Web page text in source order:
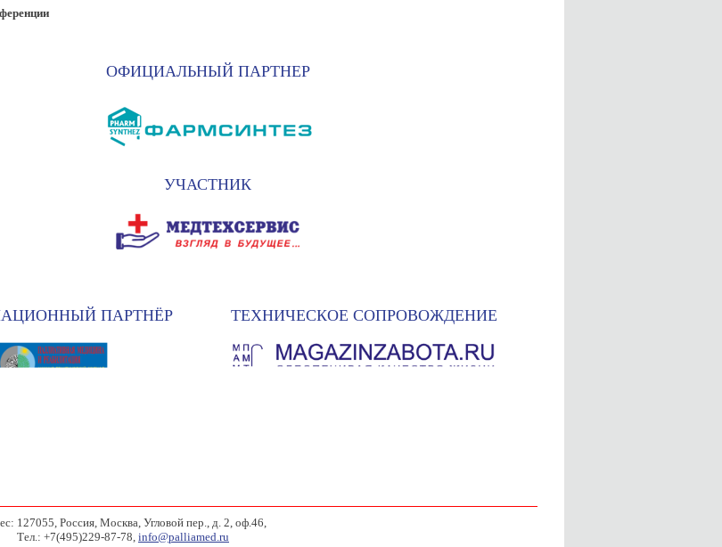
ОФИЦИАЛЬНЫЙ ПАРТНЕР
УЧАСТНИК
ПАРТНЁР ТЕХНИЧЕСКОЕ СОПРОВОЖДЕНИЕ
127055, Россия, Москва, Угловой пер., д. 2, оф.46,
Тел.: +7(495)229-87-78, info@palliamed.ru